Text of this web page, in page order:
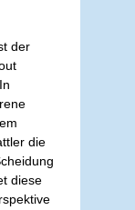
der
die
diese